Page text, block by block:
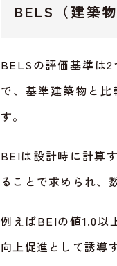
BELS（建築
BELSの評価基準は
で、基準建築物と
す。
BEIは設計時に計算
ることで求められ、
例えばBEIの値1.0以
向上促進として誘導